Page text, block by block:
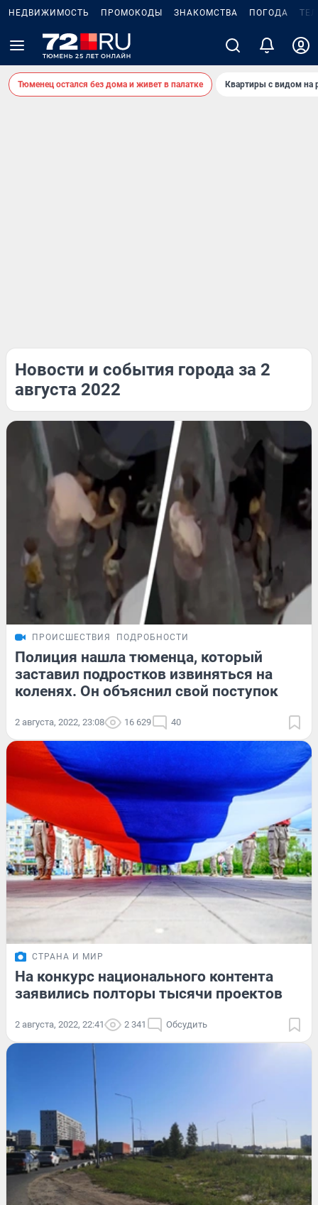
НЕДВИЖИМОСТЬ ПРОМОКОДЫ ЗНАКОМСТВА ПОГОДА
Тюменец остался без дома и живет в палатке Квартиры с видом на
Новости и события города за 2
августа 2022
ПРОИСШЕСТВИЯ ПОДРОБНОСТИ
Полиция нашла тюменца, который
заставил подростков извиняться на
коленях. Он объяснил свой поступок
2 августа, 2022, 23:08 16 629 40
СТРАНА И МИР
На конкурс национального контента
заявились полторы тысячи проектов
2 августа, 2022, 22:41 2 341 Обсудить